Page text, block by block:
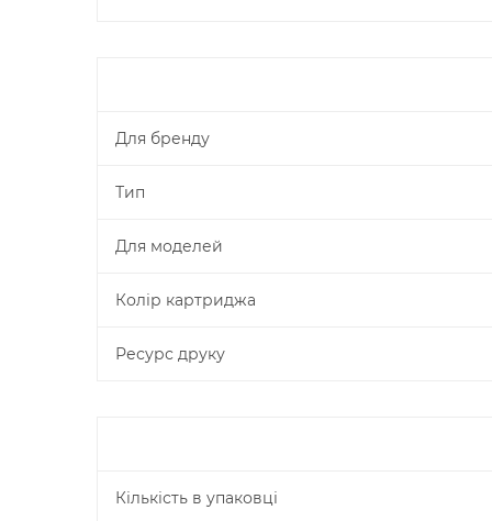
Для бренду
Тип
Для моделей
Колір картриджа
Ресурс друку
Кількість в упаковці